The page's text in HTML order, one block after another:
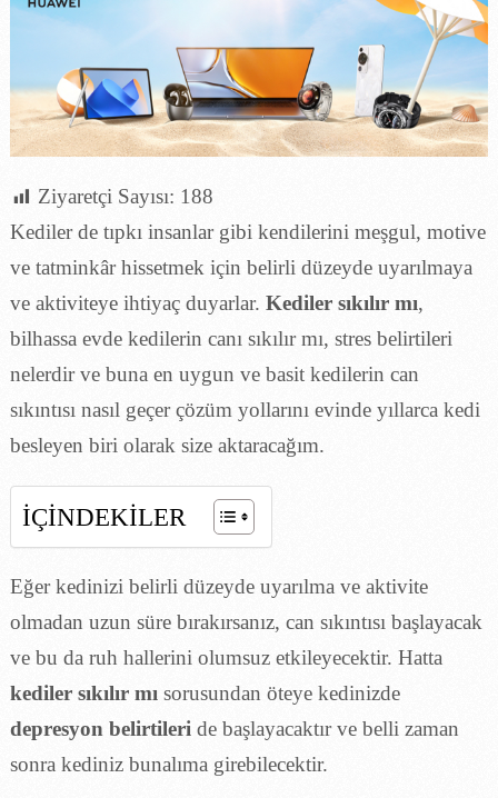
Ziyaretçi Sayısı: 188
Kediler de tıpkı insanlar gibi kendilerini meşgul, motive
ve tatminkâr hissetmek için belirli düzeyde uyarılmaya
ve aktiviteye ihtiyaç duyarlar. Kediler sıkılır mı,
bilhassa evde kedilerin canı sıkılır mı, stres belirtileri
nelerdir ve buna en uygun ve basit kedilerin can
sıkıntısı nasıl geçer çözüm yollarını evinde yıllarca kedi
besleyen biri olarak size aktaracağım.
İÇİNDEKİLER
Eğer kedinizi belirli düzeyde uyarılma ve aktivite
olmadan uzun süre bırakırsanız, can sıkıntısı başlayacak
ve bu da ruh hallerini olumsuz etkileyecektir. Hatta
kediler sıkılır mı sorusundan öteye kedinizde
depresyon belirtileri de başlayacaktır ve belli zaman
sonra kediniz bunalıma girebilecektir.